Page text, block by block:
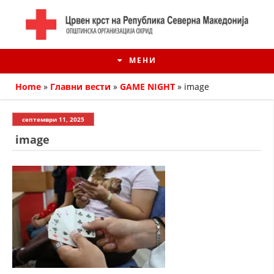
МЕНИ
ИСТОРИЈАТ НА ЦКРМ
ИСТОРИЈАТ НА ДВИЖЕЊЕТО
Home » Главни вести » GAME NIGHT » image
септември 11, 2025
image